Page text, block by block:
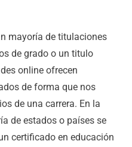
mayoría de titulaciones
de grado o un titulo
online ofrecen
de forma que nos
de una carrera. En la
de estados o países se
certificado en educación